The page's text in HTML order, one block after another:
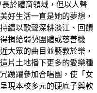
於體育領域，但以人聲
好生活一直是她的夢想，
續以歌聲深耕淡江、回饋
捐給弱勢團體或慈善機
大眾的曲目並藝教於樂，
片土地播下更多的愛樂種
踴躍參加合唱團，使「女
現本校多元的硬底子與軟